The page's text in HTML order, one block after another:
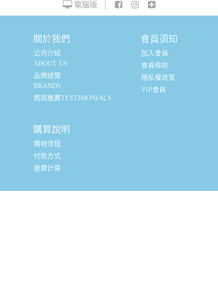
電腦版
關於我們
公司介紹
ABOUT US
品牌總覽
BRANDS
媽咪推薦TESTIMONIALS
會員須知
加入會員
會員條款
隱私權政策
VIP會員
購買說明
購物流程
付款方式
運費計算